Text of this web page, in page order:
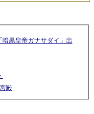
黒皇帝ガナサダイ」出
殿